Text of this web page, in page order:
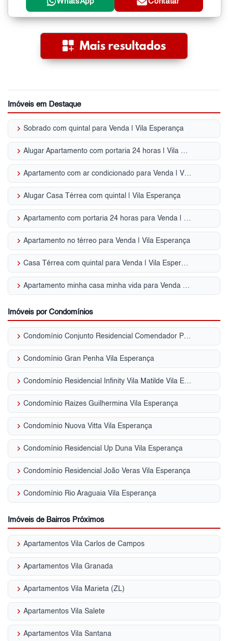
Imóveis em Destaque
keyboard_arrow_right Sobrado com quintal para Venda | Vila Esperança
keyboard_arrow_right Alugar Apartamento com portaria 24 horas | Vila Esperança
keyboard_arrow_right Apartamento com ar condicionado para Venda | Vila Esperança
keyboard_arrow_right Alugar Casa Térrea com quintal | Vila Esperança
keyboard_arrow_right Apartamento com portaria 24 horas para Venda | Vila Esperança
keyboard_arrow_right Apartamento no térreo para Venda | Vila Esperança
keyboard_arrow_right Casa Térrea com quintal para Venda | Vila Esperança
keyboard_arrow_right Apartamento minha casa minha vida para Venda | Vila Esperança
Imóveis por Condomínios
keyboard_arrow_right Condomínio Conjunto Residencial Comendador Pedro Lima Vila Esperança
keyboard_arrow_right Condomínio Gran Penha Vila Esperança
keyboard_arrow_right Condomínio Residencial Infinity Vila Matilde Vila Esperança
keyboard_arrow_right Condomínio Raizes Guilhermina Vila Esperança
keyboard_arrow_right Condomínio Nuova Vitta Vila Esperança
keyboard_arrow_right Condomínio Residencial Up Duna Vila Esperança
keyboard_arrow_right Condomínio Residencial João Veras Vila Esperança
keyboard_arrow_right Condomínio Rio Araguaia Vila Esperança
Imóveis de Bairros Próximos
keyboard_arrow_right Apartamentos Vila Carlos de Campos
keyboard_arrow_right Apartamentos Vila Granada
keyboard_arrow_right Apartamentos Vila Marieta (ZL)
keyboard_arrow_right Apartamentos Vila Salete
keyboard_arrow_right Apartamentos Vila Santana